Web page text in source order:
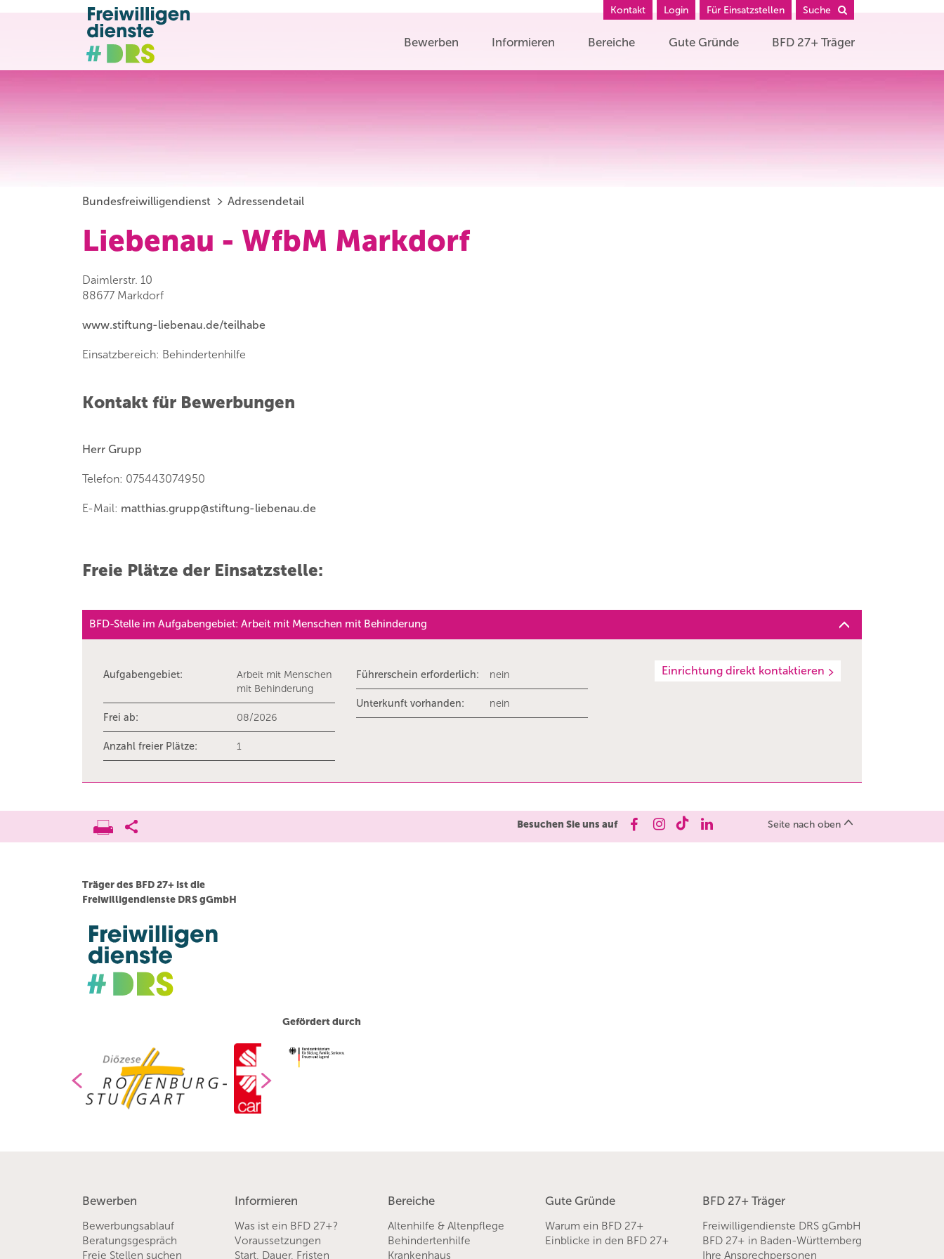
Kontakt Login Für Einsatzstellen Suche
Bewerben Informieren Bereiche Gute Gründe BFD 27+ Träger
Bundesfreiwilligendienst Adressendetail
Liebenau - WfbM Markdorf
Daimlerstr. 10
88677 Markdorf
www.stiftung-liebenau.de/teilhabe
Einsatzbereich: Behindertenhilfe
Kontakt für Bewerbungen
Herr Grupp
Telefon: 075443074950
E-Mail: matthias.grupp@stiftung-liebenau.de
Freie Plätze der Einsatzstelle:
BFD-Stelle im Aufgabengebiet: Arbeit mit Menschen mit Behinderung
Aufgabengebiet:
Arbeit mit Menschen
mit Behinderung
Frei ab: 08/2026
Anzahl freier Plätze: 1
Führerschein erforderlich: nein
Unterkunft vorhanden: nein
Einrichtung direkt kontaktieren
Besuchen Sie uns auf Seite nach oben
Träger des BFD 27+ ist die
Freiwilligendienste DRS gGmbH
Gefördert durch
Bewerben
Bewerbungsablauf
Beratungsgespräch
Freie Stellen suchen
Informieren
Was ist ein BFD 27+?
Voraussetzungen
Start, Dauer, Fristen
Bereiche
Altenhilfe & Altenpflege
Behindertenhilfe
Krankenhaus
Gute Gründe
Warum ein BFD 27+
Einblicke in den BFD 27+
BFD 27+ Träger
Freiwilligendienste DRS gGmbH
BFD 27+ in Baden-Württemberg
Ihre Ansprechpersonen